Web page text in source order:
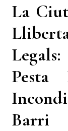
La
Pesta
Barri